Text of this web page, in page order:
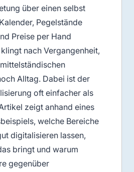
über einen selbst
Pegelstände
Preise per Hand
nach Vergangenheit,
Alltag. Dabei ist der
oft einfacher als
zeigt anhand eines
welche Bereiche
digitalisieren lassen,
bringt und warum
gegenüber